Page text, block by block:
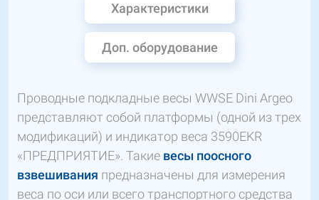
Характеристики
Доп. оборудование
Проводные подкладные весы WWSЕ Dini Argeo
представляют собой платформы (одной из трех
модификаций) и индикатор веса 3590EKR
«ПРЕДПРИЯТИЕ». Такие весы поосного
взвешивания предназначены для измерения
веса по оси или всего транспортного средства